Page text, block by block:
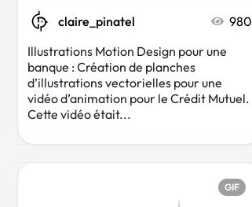
claire_pinatel
980
Illustrations Motion Design pour une
banque : Création de planches
d’illustrations vectorielles pour une
vidéo d’animation pour le Crédit Mutuel.
Cette vidéo était...
GIF